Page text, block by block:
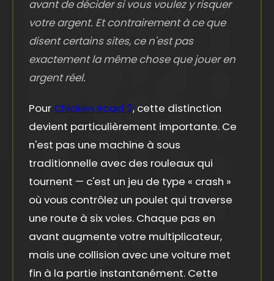
avant de décider si vous voulez y risquer
votre argent. Et contrairement à ce que
disent certains sites, ce n'est pas
exactement la même chose que jouer en
argent réel.
Pour Chicken Road 2, cette distinction
devient particulièrement importante. Ce
n'est pas une machine à sous
traditionnelle avec des rouleaux qui
tournent — c'est un jeu de type « crash »
où vous contrôlez un poulet qui traverse
une route à six voies. Chaque pas en
avant augmente votre multiplicateur,
mais une collision avec une voiture met
fin à la partie instantanément. Cette